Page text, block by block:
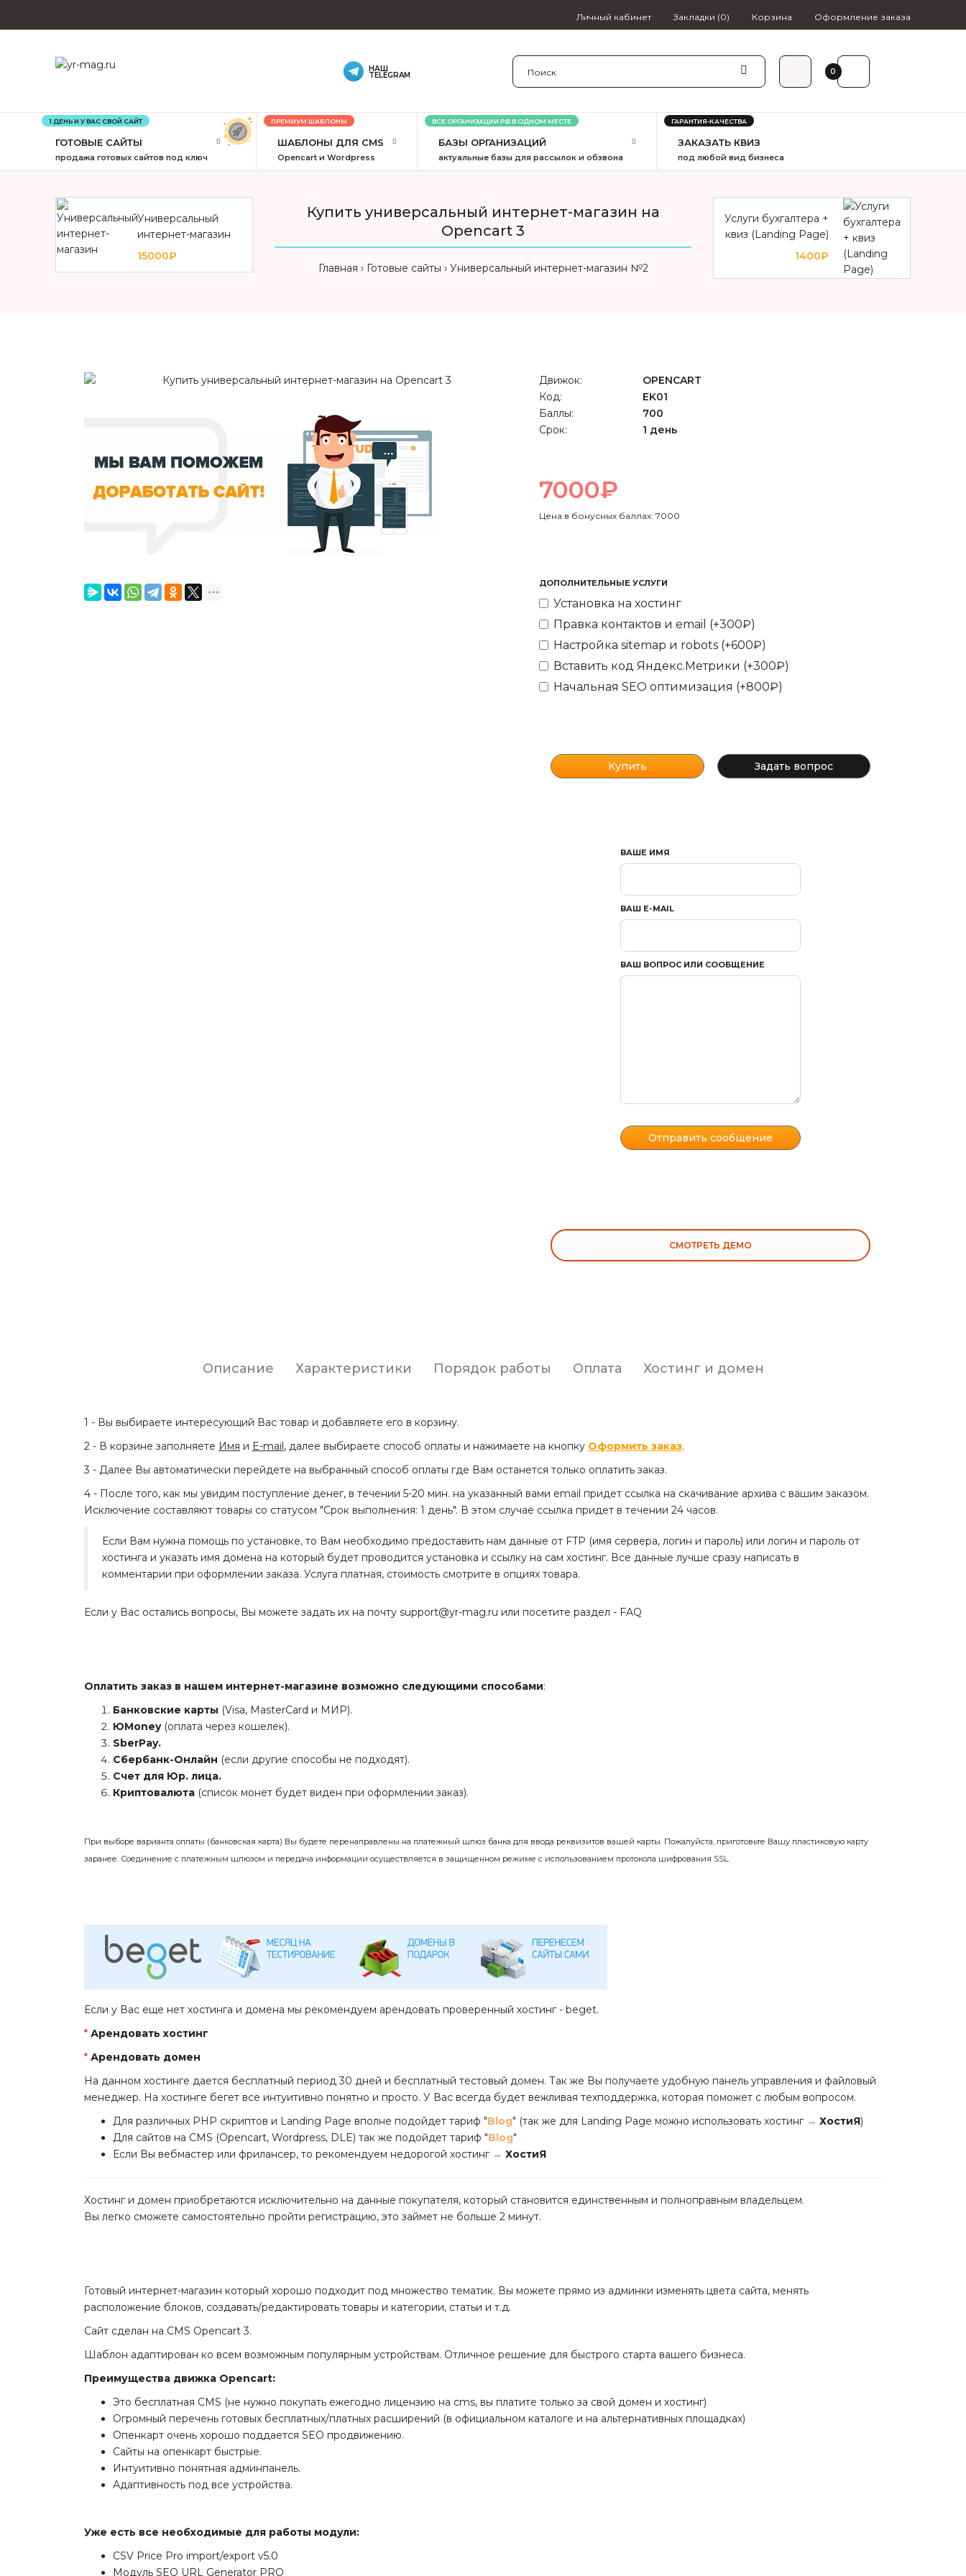
Личный кабинет Закладки (0) Корзина Оформление заказа
НАШ
TELEGRAM 0
ГОТОВЫЕ САЙТЫ
продажа готовых сайтов под ключ
1 ДЕНЬ И У ВАС СВОЙ САЙТ
ШАБЛОНЫ ДЛЯ CMS
Opencart и Wordpress
ПРЕМИУМ ШАБЛОНЫ
БАЗЫ ОРГАНИЗАЦИЙ
актуальные базы для рассылок и обзвона
ВСЕ ОРГАНИЗАЦИИ РФ В ОДНОМ МЕСТЕ
ЗАКАЗАТЬ КВИЗ
под любой вид бизнеса
ГАРАНТИЯ-КАЧЕСТВА
Универсальный
интернет-магазин
15000₽
Купить универсальный интернет-магазин на
Opencart 3
Главная Готовые сайты Универсальный интернет-магазин №2
Услуги бухгалтера +
квиз (Landing Page)
1400₽
Движок:
OPENCART
Код:
EK01
Баллы:
700
Срок:
1 день
7000₽
Цена в бонусных баллах: 7000
ДОПОЛНИТЕЛЬНЫЕ УСЛУГИ
Установка на хостинг
Правка контактов и email (+300₽)
Настройка sitemap и robots (+600₽)
Вставить код Яндекс.Метрики (+300₽)
Начальная SEO оптимизация (+800₽)
Задать вопрос
ВАШЕ ИМЯ
ВАШ E-MAIL
ВАШ ВОПРОС ИЛИ СООБЩЕНИЕ
СМОТРЕТЬ ДЕМО
Описание Характеристики Порядок работы Оплата Хостинг и домен
1 - Вы выбираете интересующий Вас товар и добавляете его в корзину.
2 - В корзине заполняете Имя и E-mail, далее выбираете способ оплаты и нажимаете на кнопку Оформить заказ.
3 - Далее Вы автоматически перейдете на выбранный способ оплаты где Вам останется только оплатить заказ.
4 - После того, как мы увидим поступление денег, в течении 5-20 мин. на указанный вами email придет ссылка на скачивание архива с вашим заказом.
Исключение составляют товары со статусом "Срок выполнения: 1 день". В этом случае ссылка придет в течении 24 часов.
Если Вам нужна помощь по установке, то Вам необходимо предоставить нам данные от FTP (имя сервера, логин и пароль) или логин и пароль от
хостинга и указать имя домена на который будет проводится установка и ссылку на сам хостинг. Все данные лучше сразу написать в
комментарии при оформлении заказа. Услуга платная, стоимость смотрите в опциях товара.
Если у Вас остались вопросы, Вы можете задать их на почту support@yr-mag.ru или посетите раздел - FAQ
Оплатить заказ в нашем интернет-магазине возможно следующими способами:
Банковские карты (Visa, MasterCard и МИР).
ЮMoney(оплата через кошелек).
SberPay.
Сбербанк-Онлайн (если другие способы не подходят).
Счет для Юр. лица.
Криптовалюта (список монет будет виден при оформлении заказ).
При выборе варианта оплаты (банковская карта) Вы будете перенаправлены на платежный шлюз банка для ввода реквизитов вашей карты. Пожалуйста, приготовьте Вашу пластиковую карту
заранее. Соединение с платежным шлюзом и передача информации осуществляется в защищенном режиме с использованием протокола шифрования SSL.
Если у Вас еще нет хостинга и домена мы рекомендуем арендовать проверенный хостинг - beget.
* Арендовать хостинг
* Арендовать домен
На данном хостинге дается бесплатный период 30 дней и бесплатный тестовый домен. Так же Вы получаете удобную панель управления и файловый
менеджер. На хостинге бегет все интуитивно понятно и просто. У Вас всегда будет вежливая техподдержка, которая поможет с любым вопросом.
Для различных PHP скриптов и Landing Page вполне подойдет тариф "Blog" (так же для Landing Page можно использовать хостинг → ХостиЯ)
Для сайтов на CMS (Opencart, Wordpress, DLE) так же подойдет тариф "Blog"
Если Вы вебмастер или фрилансер, то рекомендуем недорогой хостинг → ХостиЯ
Хостинг и домен приобретаются исключительно на данные покупателя, который становится единственным и полноправным владельцем.
Вы легко сможете самостоятельно пройти регистрацию, это займет не больше 2 минут.
Готовый интернет-магазин который хорошо подходит под множество тематик. Вы можете прямо из админки изменять цвета сайта, менять
расположение блоков, создавать/редактировать товары и категории, статьи и т.д.
Сайт сделан на CMS Opencart 3.
Шаблон адаптирован ко всем возможным популярным устройствам. Отличное решение для быстрого старта вашего бизнеса.
Преимущества движка Opencart:
Это бесплатная CMS (не нужно покупать ежегодно лицензию на cms, вы платите только за свой домен и хостинг)
Огромный перечень готовых бесплатных/платных расширений (в официальном каталоге и на альтернативных площадках)
Опенкарт очень хорошо поддается SEO продвижению.
Сайты на опенкарт быстрые.
Интуитивно понятная админпанель.
Адаптивность под все устройства.
Уже есть все необходимые для работы модули:
CSV Price Pro import/export v5.0
Модуль SEO URL Generator PRO